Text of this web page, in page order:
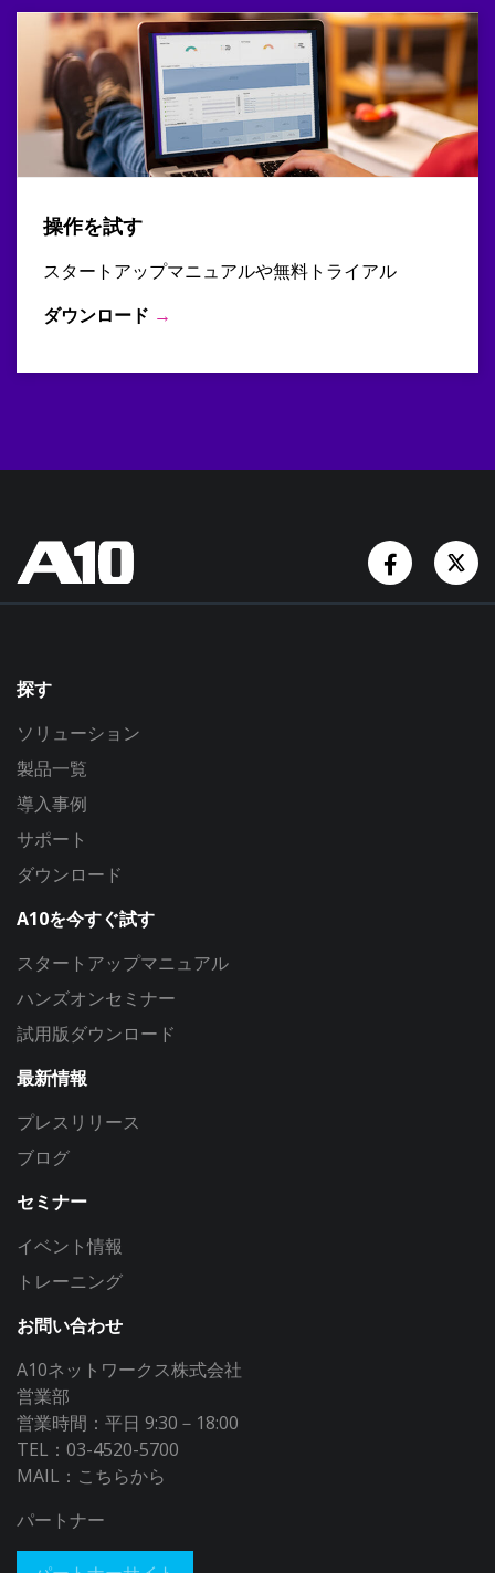
操作を試す
スタートアップマニュアルや無料トライアル
ダウンロード →
探す
ソリューション
製品一覧
導入事例
サポート
ダウンロード
A10を今すぐ試す
スタートアップマニュアル
ハンズオンセミナー
試用版ダウンロード
最新情報
プレスリリース
ブログ
セミナー
イベント情報
トレーニング
お問い合わせ
A10ネットワークス株式会社
営業部
営業時間：平日 9:30－18:00
TEL：03-4520-5700
MAIL： こちらから
パートナー